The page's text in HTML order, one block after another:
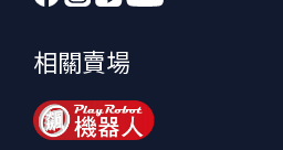
相關賣場